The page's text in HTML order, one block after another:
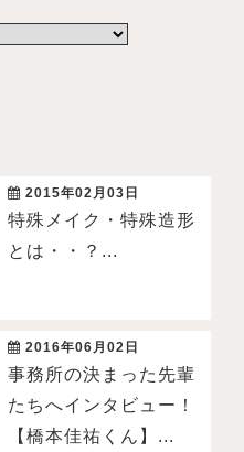
2015年02月03日
特殊メイク・特殊造形
とは・・？...
2016年06月02日
事務所の決まった先輩
たちへインタビュー！
【橋本佳祐くん】...